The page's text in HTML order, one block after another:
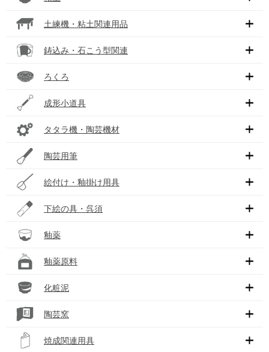
土練機・粘土関連用品
鋳込み・石こう型関連
ろくろ
成形小道具
タタラ機・陶芸機材
陶芸用筆
絵付け・釉掛け用具
下絵の具・呉須
釉薬
釉薬原料
化粧泥
陶芸窯
焼成関連用具